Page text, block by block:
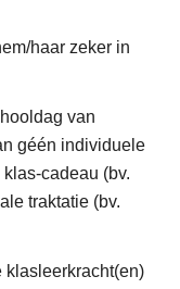
haar zeker in
van
géén individuele
cadeau (bv.
traktatie (bv.
klasleerkracht(en)